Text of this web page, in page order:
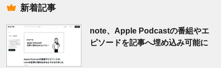
新着記事
note、Apple Podcastの番組やエ
ピソードを記事へ埋め込み可能に